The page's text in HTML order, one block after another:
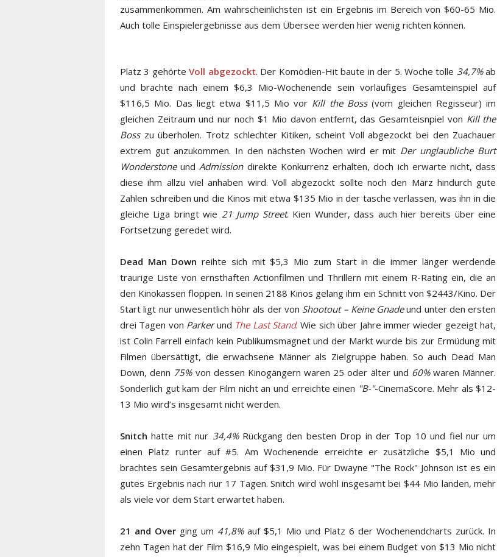
zusammenkommen. Am wahrscheinlichsten ist ein Ergebnis im Bereich von $60-65 Mio.
Auch tolle Einspielergebnisse aus dem Übersee werden hier wenig richten können.
Platz 3 gehörteVoll abgezockt. Der Komödien-Hit baute in der 5. Woche tolle 34,7%ab
und brachte nach einem $6,3 Mio-Wochenende sein vorläufiges Gesamteinspiel auf
$116,5 Mio. Das liegt etwa $11,5 Mio vor Kill the Boss(vom gleichen Regisseur) im
gleichen Zeitraum und nur noch $1 Mio davon entfernt, das Gesamteisnpiel von Kill the
Bosszu überholen. Trotz schlechter Kitiken, scheint Voll abgezockt bei den Zuachauer
extrem gut anzukommen. In den nächsten Wochen wird er mit Der unglaubliche Burt
Wonderstoneund Admissiondirekte Konkurrenz erhalten, doch ich erwarte nicht, dass
diese ihm allzu viel anhaben wird. Voll abgezockt sollte noch den März hindurch gute
Zahlen schreiben und die Kinos mit etwa $135 Mio in der tasche verlassen, was ihn in die
gleiche Liga bringt wie 21 Jump Street. Kien Wunder, dass auch hier bereits über eine
Fortsetzung geredet wird.
Dead Man Down reihte sich mit $5,3 Mio zum Start in die immer länger werdende
traurige Liste von ernsthaften Actionfilmen und Thrillern mit einem R-Rating ein, die an
den Kinokassen floppen. In seinen 2188 Kinos gelang ihm ein Schnitt von $2443/Kino. Der
Start ligt nur unwesentlich höhr als der von Shootout – Keine Gnadeund unter den ersten
drei Tagen von Parkerund The Last Stand. Wie sich über Jahre immer wieder gezeigt hat,
ist Colin Farrell einfach kein Publikumsmagnet und der Markt wurde bis zur Ermüdung mit
Filmen übersättigt, die erwachsene Männer als Zielgruppe haben. So auch Dead Man
Down, denn 75%von dessen Kinogängern waren 25 oder älter und 60%waren Männer.
Sonderlich gut kam der Film nicht an und erreichte einen "B-"-CinemaScore. Mehr als $12-
13 Mio wird’s insgesamt nicht werden.
Snitch hatte mit nur 34,4%Rückgang den besten Drop in der Top 10 und fiel nur um
einen Platz runter auf #5. Am Wochenende erreichte er zusätzliche $5,1 Mio und
brachtes sein Gesamtergebnis auf $31,9 Mio. Für Dwayne "The Rock" Johnson ist es ein
gutes Ergebnis nach nur 17 Tagen. Snitch wird wohl insgesamt bei $44 Mio landen, mehr
als viele vor dem Start erwartet haben.
21 and Over ging um 41,8%auf $5,1 Mio und Platz 6 der Wochenendcharts zurück. In
zehn Tagen hat der Film $16,9 Mio eingespielt, was bei einem Budget von $13 Mio nicht